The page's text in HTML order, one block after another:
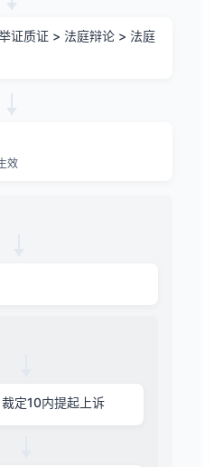
证质证 > 法庭辩论 > 法庭
效
定10内提起上诉